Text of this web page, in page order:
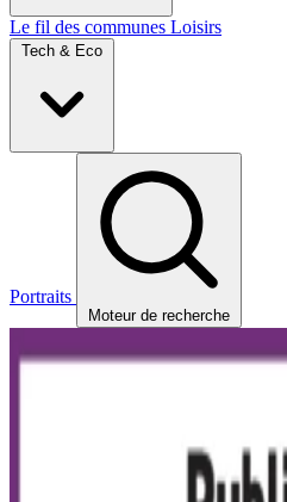
Le fil des communes Loisirs
Tech & Eco
Portraits
Moteur de recherche